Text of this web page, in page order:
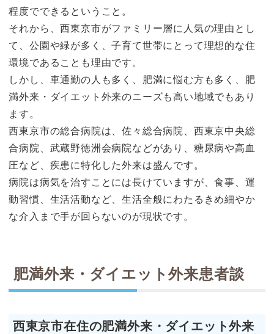
程度でできるということ。
それから、西東京市がファミリー層に人気の理由とし
て、公園や緑が多く、子育て世帯にとって理想的な住
環境であることも理由です。
しかし、車通勤の人も多く、肥満に悩む方も多く、肥
満外来・ダイエット外来のニーズも高い地域でもあり
ます。
西東京市の総合病院は、佐々総合病院、西東京中央総
合病院、武蔵野徳洲会病院などがあり、糖尿病や高血
圧など、疾患に特化した外来は盛んです。
病院は病気を治すことには長けていますが、食事、運
動習慣、生活活動など、生活全般にわたるきめ細やか
な介入まで手が回らないのが現状です。
肥満外来・ダイエット外来患者談
西東京市在住の肥満外来・ダイエット外来